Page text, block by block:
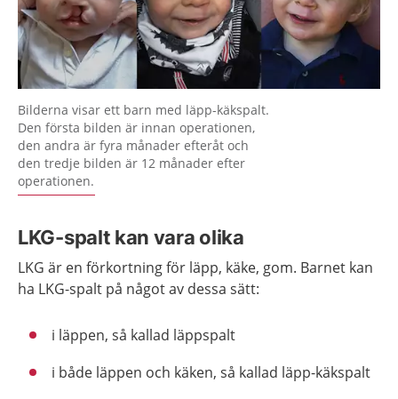
Förstora bilden
Bilderna visar ett barn med läpp-käkspalt.
Den första bilden är innan operationen,
den andra är fyra månader efteråt och
den tredje bilden är 12 månader efter
operationen.
LKG-spalt kan vara olika
LKG är en förkortning för läpp, käke, gom. Barnet kan
ha LKG-spalt på något av dessa sätt:
i läppen, så kallad läppspalt
i både läppen och käken, så kallad läpp-käkspalt